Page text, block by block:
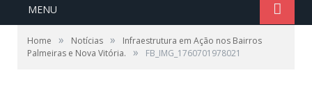
MENU
Home » Notícias »
Infraestrutura em Ação nos Bairros
Palmeiras e Nova Vitória.
» FB_IMG_1760701978021